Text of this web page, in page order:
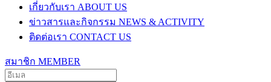
เกี่ยวกับเรา ABOUT US
ข่าวสารและกิจกรรม NEWS & ACTIVITY
ติดต่อเรา CONTACT US
สมาชิก MEMBER